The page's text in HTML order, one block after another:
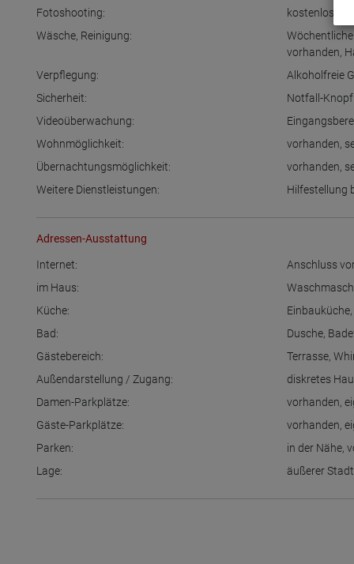
Fotoshooting:
kostenlos +
Wäsche, Reinigung:
vorhanden,
Verpflegung:
Alkoholfreie
Sicherheit:
Notfall-
Videoüberwachung:
Wohnmöglichkeit:
vorhanden,
Übernachtungsmöglichkeit:
vorhanden,
Weitere Dienstleistungen:
Hilfestellung
Adressen-Ausstattung
Internet: Anschluss
im Haus:
Küche:
Einbauküche
Bad:
Dusche,
Gästebereich:
Terrasse,
Außendarstellung / Zugang:
diskretes
Damen-Parkplätze:
vorhanden,
Gäste-Parkplätze:
vorhanden,
Parken:
in der Nähe,
Lage:
äußerer